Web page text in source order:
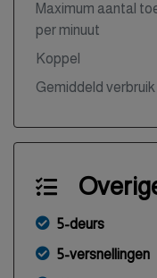
Maximum aantal
per minuut
Koppel
Gemiddeld verbruik
5-deurs
5-versnellingen